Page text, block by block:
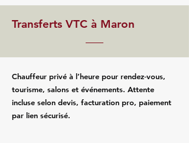
Transferts VTC à Maron
Chauffeur privé à l’heure pour rendez‑vous,
tourisme, salons et événements. Attente
incluse selon devis, facturation pro, paiement
par lien sécurisé.